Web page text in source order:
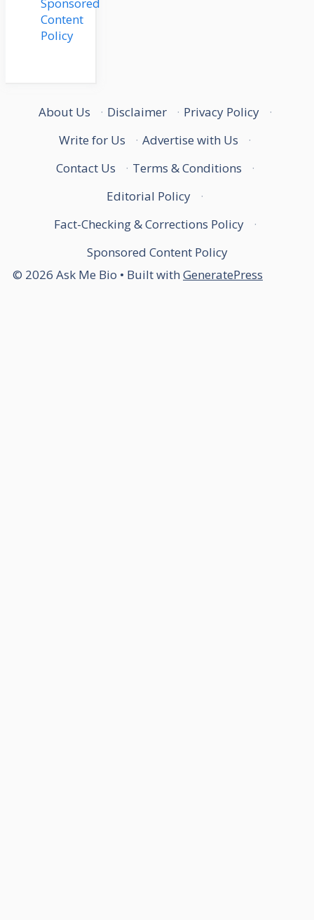
Content
Policy
About Us · Disclaimer · Privacy Policy
·
Write for Us
· Advertise with Us
·
Contact Us
· Terms & Conditions
·
Editorial Policy
·
Fact-Checking & Corrections Policy
·
Sponsored Content Policy
© 2026 Ask Me Bio • Built with GeneratePress